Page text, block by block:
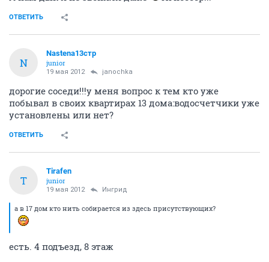
ОТВЕТИТЬ
N
Nastena13стр
junior
19 мая 2012 janochka
дорогие соседи!!!у меня вопрос к тем кто уже
побывал в своих квартирах 13 дома:водосчетчики уже
установлены или нет?
ОТВЕТИТЬ
T
Tirafen
junior
19 мая 2012 Ингрид
а в 17 дом кто нить собирается из здесь присутствующих?
есть. 4 подъезд, 8 этаж